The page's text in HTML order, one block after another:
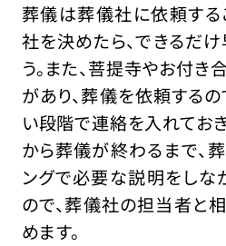
葬儀は葬儀社に依頼する
社を決めたら、できるだ
う。また、菩提寺やお付
があり、葬儀を依頼する
い段階で連絡を入れてお
から葬儀が終わるまで、
ングで必要な説明をしな
ので、葬儀社の担当者と
めます。